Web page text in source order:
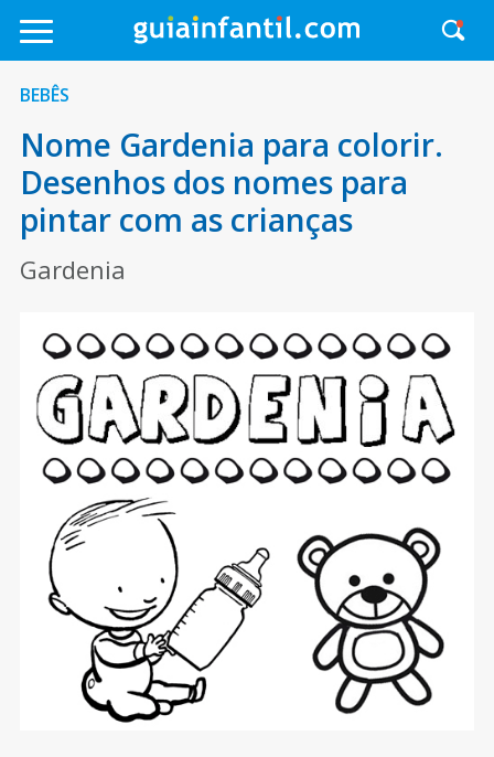
BEBÊS
Nome Gardenia para colorir.
Desenhos dos nomes para
pintar com as crianças
Gardenia